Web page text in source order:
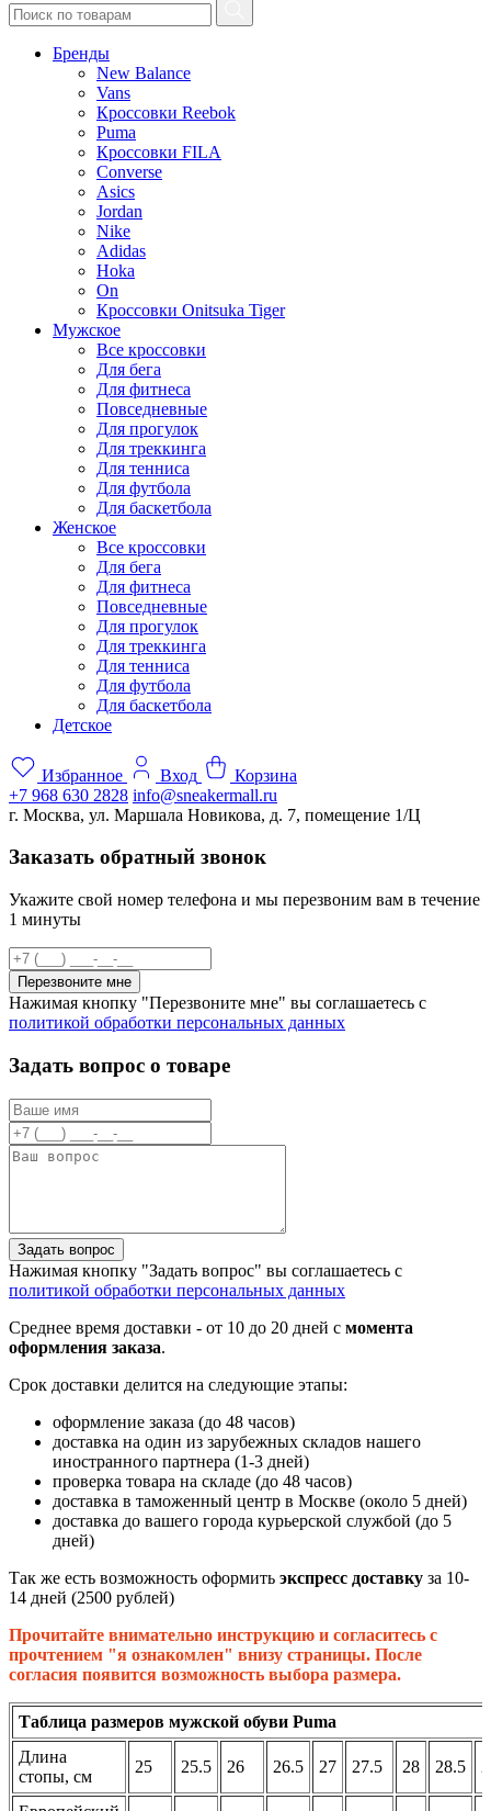
Бренды
New Balance
Vans
Кроссовки Reebok
Puma
Кроссовки FILA
Converse
Asics
Jordan
Nike
Adidas
Hoka
On
Кроссовки Onitsuka Tiger
Мужское
Все кроссовки
Для бега
Для фитнеса
Повседневные
Для прогулок
Для треккинга
Для тенниса
Для футбола
Для баскетбола
Женское
Все кроссовки
Для бега
Для фитнеса
Повседневные
Для прогулок
Для треккинга
Для тенниса
Для футбола
Для баскетбола
Детское
Избранное Вход
Корзина
+7 968 630 2828 info@sneakermall.ru
г. Москва, ул. Маршала Новикова, д. 7, помещение 1/Ц
Заказать обратный звонок
Укажите свой номер телефона и мы перезвоним вам в течение
1 минуты
Перезвоните мне
Нажимая кнопку "Перезвоните мне" вы соглашаетесь с
политикой обработки персональных данных
Задать вопрос о товаре
Задать вопрос
Нажимая кнопку "Задать вопрос" вы соглашаетесь с
политикой обработки персональных данных
Среднее время доставки - от 10 до 20 дней с момента
оформления заказа.
Срок доставки делится на следующие этапы:
оформление заказа (до 48 часов)
доставка на один из зарубежных складов нашего
иностранного партнера (1-3 дней)
проверка товара на складе (до 48 часов)
доставка в таможенный центр в Москве (около 5 дней)
доставка до вашего города курьерской службой (до 5
дней)
Так же есть возможность оформить экспресс доставку за 10-
14 дней (2500 рублей)
Прочитайте внимательно инструкцию и согласитесь с
прочтением "я ознакомлен" внизу страницы. После
согласия появится возможность выбора размера.
Таблица размеров мужской обуви Puma
Длина
стопы, см
25 25.5 26 26.5 27 27.5 28 28.5